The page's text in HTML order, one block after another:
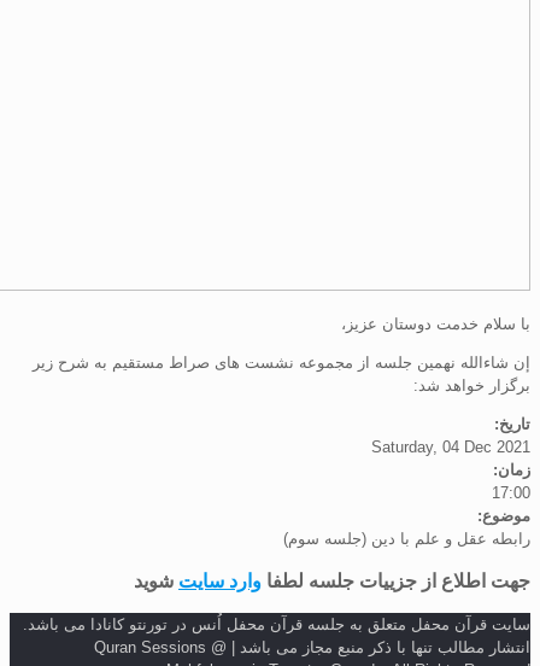
خدمت دوستان عزیز،
نهمین جلسه از مجموعه نشست های صراط مستقیم به شرح زیر
خواهد شد:
Saturday, 04
عقل و علم با دین (جلسه سوم)
از جزییات جلسه لطفاوارد سایتشوید
محفل متعلق به جلسه قرآن محفل اُنس در تورنتو کانادا می باشد.
انتشار مطالب تنها با ذکر منبع مجاز می باشد | Quran Sessions @